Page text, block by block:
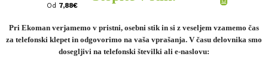
Od 7,88€
Pri Ekoman verjamemo v pristni, osebni stik in si z veseljem vzamemo čas
za telefonski klepet in odgovorimo na vaša vprašanja. V času delovnika smo
dosegljivi na telefonski številki ali e-naslovu: